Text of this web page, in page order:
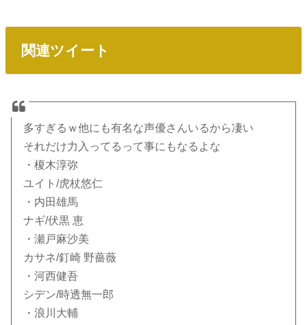
関連ツイート
多すぎるｗ他にも有名な声優さんいるから凄い
それだけ力入ってるって事にもなるよな
・榎木淳弥
ユイト/虎杖悠仁
・内田雄馬
ナギ/伏黒 恵
・瀬戸麻沙美
カサネ/釘崎 野薔薇
・河西健吾
シデン/時透無一郎
・浪川大輔